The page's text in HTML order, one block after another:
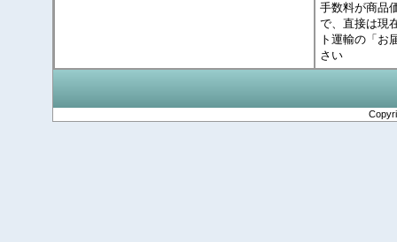
手数料が商品
で、直接は現
ト運輸の「お
さい